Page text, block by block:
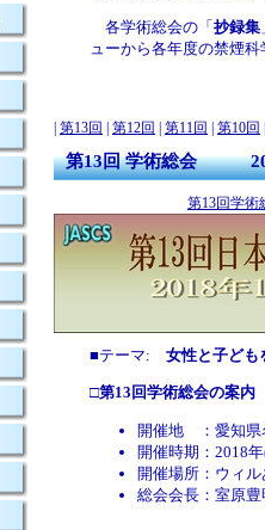
各学術総会の「抄録集
ューから各年度の禁煙科
第13回 第12回 第11回 第10回
第13回 学術総会
第13回学術
■テーマ: 女性と子ども
□第13回学術総会の案内
開催地 ：愛知県
開催時期：2018
開催場所：ウィ
総会会長：室原豊
名古屋大